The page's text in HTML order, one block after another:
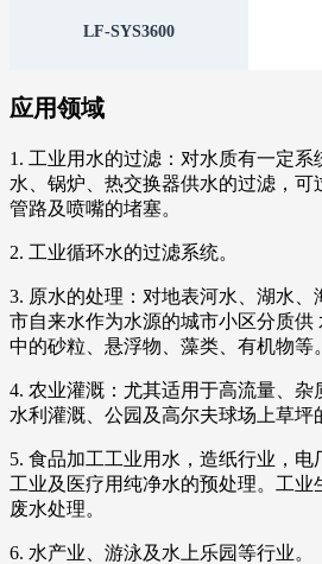
LF-SYS3600
应用领域
1. 工业用水的过滤：对水质有一定系
水、锅炉、热交换器供水的过滤，
管路及喷嘴的堵塞。
2. 工业循环水的过滤系统。
3. 原水的处理：对地表河水、湖水
市自来水作为水源的城市小区分质供
中的砂粒、悬浮物、藻类、有机物等。
4. 农业灌溉：尤其适用于高流量、杂
水利灌溉、公园及高尔夫球场上草坪
5. 食品加工工业用水，造纸行业，电
工业及医疗用纯净水的预处理。工业
废水处理。
6. 水产业、游泳及水上乐园等行业。